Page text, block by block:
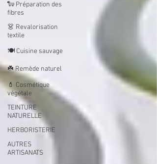
🐑 Préparation des
fibres
👗 Revalorisation
textile
🍽️ Cuisine sauvage
☘️ Remède naturel
💄 Cosmétique
végétale
TEINTURE
NATURELLE
HERBORISTERIE
AUTRES
ARTISANATS